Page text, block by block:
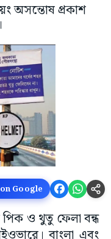
অসন্তোষ প্রকাশ
Google
পিক ও থুতু ফেলা বন্ধ